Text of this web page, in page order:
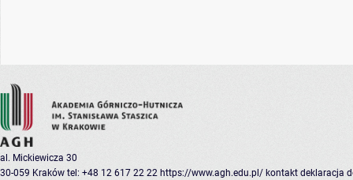
al. Mickiewicza 30
30-059 Kraków tel: +48 12 617 22 22 https://www.agh.edu.pl/ kontakt deklaracja